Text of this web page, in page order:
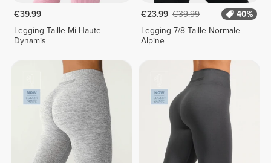
€39.99
Legging Taille Mi-Haute
Dynamis
€23.99 €39.99
40%
Legging 7/8 Taille Normale
Alpine